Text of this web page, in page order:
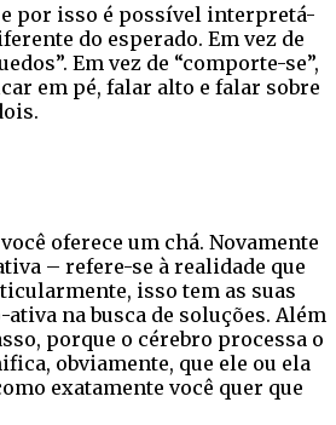
e por isso é possível interpretá-
do esperado. Em vez de
Em vez de “comporte-se”,
em pé, falar alto e falar sobre
oferece um chá. Novamente
– refere-se à realidade que
isso tem as suas
na busca de soluções. Além
porque o cérebro processa o
obviamente, que ele ou ela
exatamente você quer que